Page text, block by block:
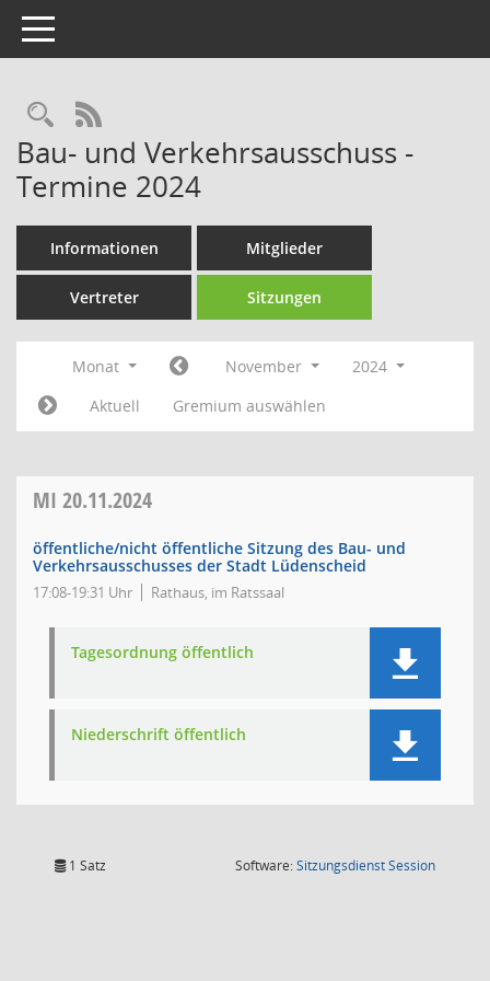
Toggle navigation
Rechercheauswahl
RSS-Feed
Bau- und Verkehrsausschuss -
Termine 2024
Informationen Mitglieder
Vertreter Sitzungen
Monat November
2024
Aktuell
Gremium auswählen
MI 20.11.2024
öffentliche/nicht öffentliche Sitzung des Bau- und
Verkehrsausschusses der Stadt Lüdenscheid
17:08-19:31 Uhr Rathaus, im Ratssaal
Tagesordnung öffentlich
Niederschrift öffentlich
1 Satz Software:SitzungsdienstSession(Wird in